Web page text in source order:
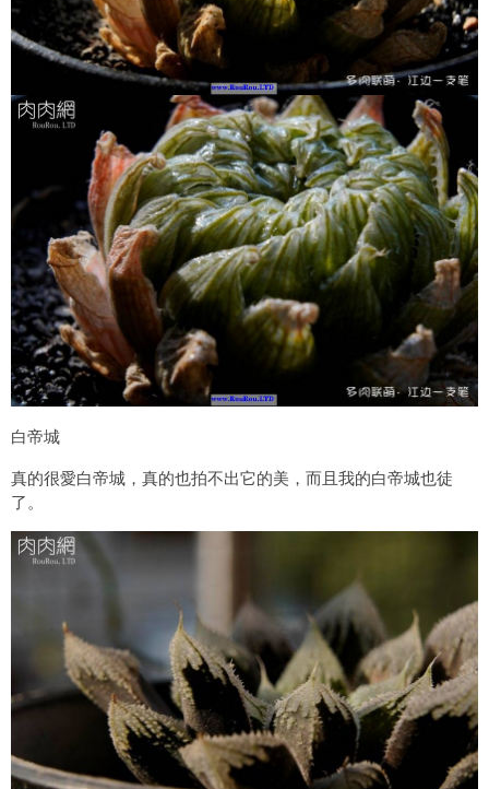
白帝城
真的很愛白帝城，真的也拍不出它的美，而且我的白帝城也徒
了。